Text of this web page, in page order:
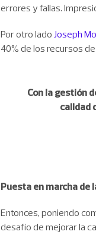
errores y fallas.
Por otro lado Joseph
40% de los recursos
Con la gestión
calidad
Puesta en marcha de
Entonces, poniendo
desafío de mejorar la